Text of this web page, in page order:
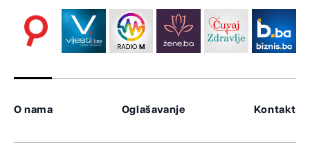
O nama Oglašavanje Kontakt